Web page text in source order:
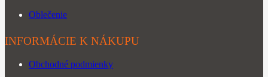
Oblečenie
INFORMÁCIE K NÁKUPU
Obchodné podmienky